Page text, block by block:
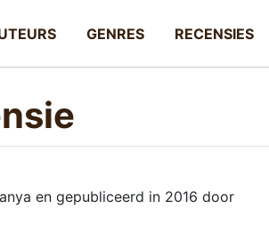
GENRES RECENSIES
en gepubliceerd in 2016 door